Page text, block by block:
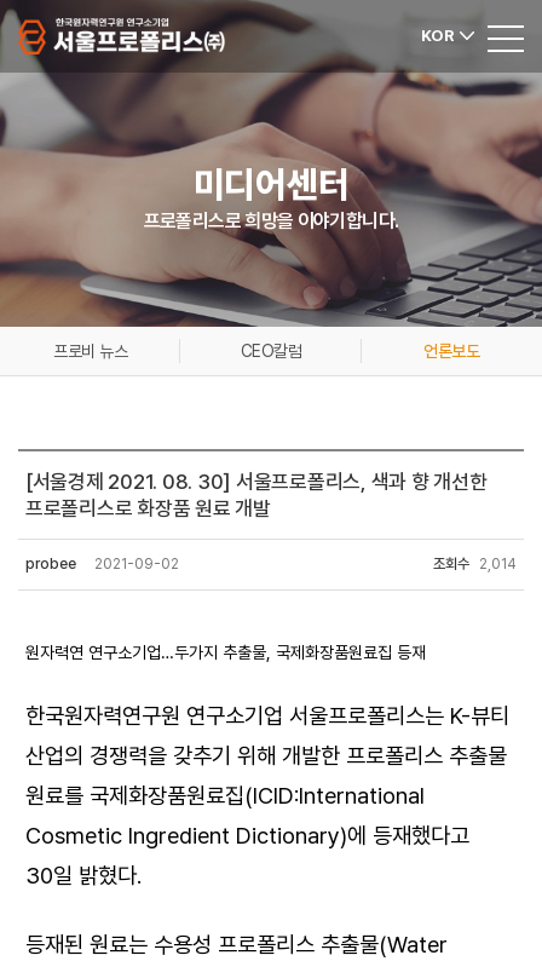
KOR
미디어센터
프로폴리스로 희망을 이야기합니다.
프로비 뉴스 CEO칼럼 언론보도
[서울경제 2021. 08. 30] 서울프로폴리스, 색과 향 개선한
프로폴리스로 화장품 원료 개발
probee 2021-09-02 조회수 2,014
원자력연 연구소기업…두가지 추출물, 국제화장품원료집 등재
한국원자력연구원 연구소기업 서울프로폴리스는 K-뷰티
산업의 경쟁력을 갖추기 위해 개발한 프로폴리스 추출물
원료를 국제화장품원료집(ICID:International
Cosmetic Ingredient Dictionary)에 등재했다고
30일 밝혔다.
등재된 원료는 수용성 프로폴리스 추출물(Water